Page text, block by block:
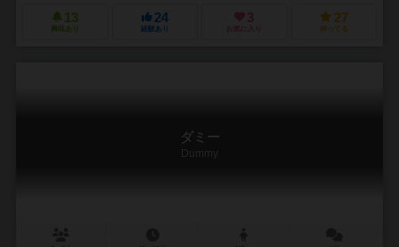
13
興味あり
24
経験あり
3
お気に入り
27
持ってる
ダミー
Dummy